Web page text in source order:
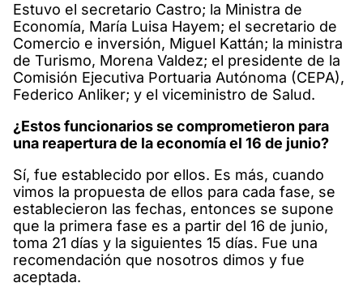
Estuvo el secretario Castro; la Ministra de
Economía, María Luisa Hayem; el secretario de
Comercio e inversión, Miguel Kattán; la ministra
de Turismo, Morena Valdez; el presidente de la
Comisión Ejecutiva Portuaria Autónoma (CEPA),
Federico Anliker; y el viceministro de Salud.
¿Estos funcionarios se comprometieron para
una reapertura de la economía el 16 de junio?
Sí, fue establecido por ellos. Es más, cuando
vimos la propuesta de ellos para cada fase, se
establecieron las fechas, entonces se supone
que la primera fase es a partir del 16 de junio,
toma 21 días y la siguientes 15 días. Fue una
recomendación que nosotros dimos y fue
aceptada.